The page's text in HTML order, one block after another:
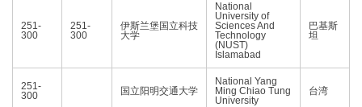
251-
300
251-
300
伊斯兰堡国立科技
大学
National
University of
Sciences And
Technology
(NUST)
Islamabad
巴基斯
坦
251-
300
国立阳明交通大学
National Yang
Ming Chiao Tung
University
台湾